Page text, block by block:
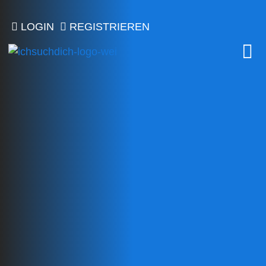
LOGIN REGISTRIEREN